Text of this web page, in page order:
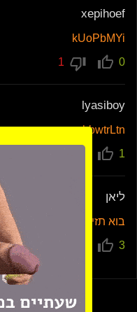
xepihoef
kUoPbMYi
0
lyasiboy
hbwtrLtn
1
ליאן
בוא תזין אותי
3